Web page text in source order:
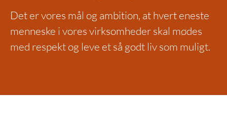
Det er vores mål og ambition, at hvert eneste
menneske i vores virksomheder skal mødes
med respekt og leve et så godt liv som muligt.